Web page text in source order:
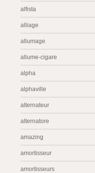
alfista
alliage
allumage
allume-cigare
alpha
alphaville
alternateur
alternatore
amazing
amortisseur
amortisseurs